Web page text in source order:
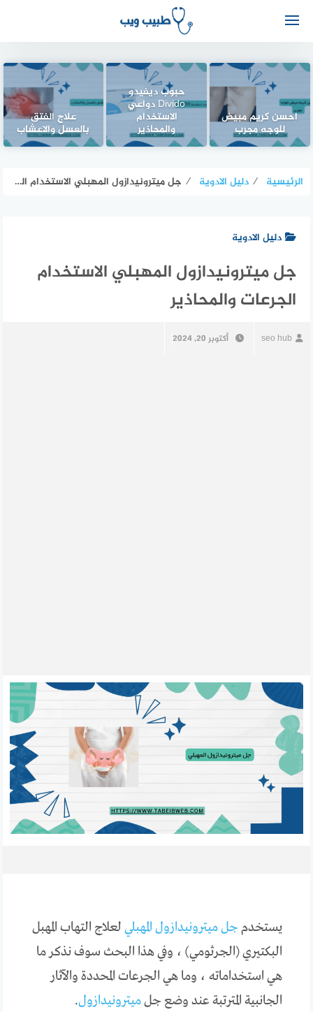
احسن كريم مبيض
للوجه مجرب
حبوب ديفيدو
Divido دواعي
الاستخدام
والمحاذير
علاج الفتق
بالعسل والاعشاب
الرئيسية ⁄ دليل الادوية ⁄ جل ميترونيدازول المهبلي الاستخدام الجرعات والمحاذير
دليل الادوية
جل ميترونيدازول المهبلي الاستخدام
الجرعات والمحاذير
seo hub أكتوبر 20, 2024
يستخدم جل ميترونيدازول المهبلي لعلاج التهاب المهبل
البكتيري (الجرثومي) ، وفي هذا البحث سوف نذكر ما
هي استخداماته ، وما هي الجرعات المحددة والآثار
الجانبية المترتبة عند وضع جلميترونيدازول.